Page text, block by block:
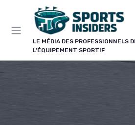
LE MÉDIA DES PROFESSIONNELS
L'ÉQUIPEMENT SPORTIF
LE CLUB SPORTS
Rejoignez le
Panneau de gestion des cookies